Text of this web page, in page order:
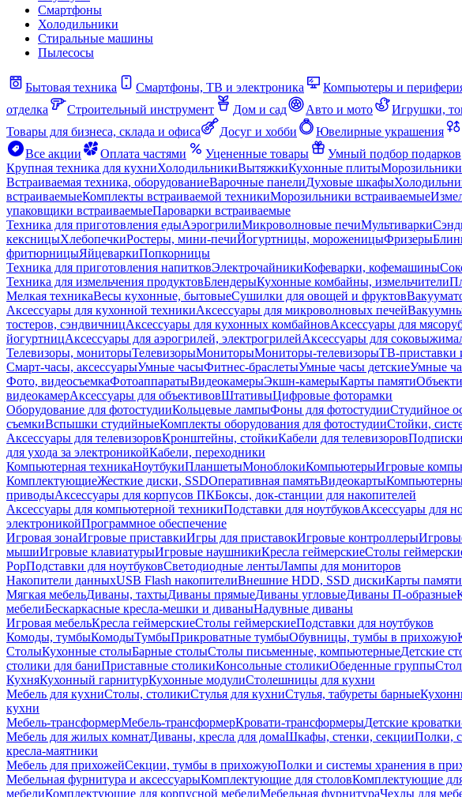
Смартфоны
Холодильники
Стиральные машины
Пылесосы
Бытовая техника Смартфоны, ТВ и электроника Компьютеры и
отделка
Строительный инструмент Дом и сад Авто и мото Игрушки,
Товары для бизнеса, склада и офиса
Досуг и хобби Ювелирные украшения
Все акции
Оплата частями Уцененные товары Умный подбор подарков
Крупная техника для кухниХолодильникиВытяжкиКухонные плитыМорозильники
Встраиваемая техника, оборудованиеВарочные панелиДуховые шкафы
встраиваемыеКомплекты встраиваемой техникиМорозильники встраиваемые
упаковщики встраиваемыеПароварки встраиваемые
Техника для приготовления едыАэрогрилиМикроволновые печиМультиварки
кексницыХлебопечкиРостеры, мини-печиЙогуртницы, мороженицыФризеры
фритюрницыЯйцеваркиПопкорницы
Техника для приготовления напитковЭлектрочайникиКофеварки, кофемашины
Техника для измельчения продуктовБлендерыКухонные комбайны, измельчители
Мелкая техникаВесы кухонные, бытовыеСушилки для овощей и фруктов
Аксессуары для кухонной техникиАксессуары для микроволновых печей
тостеров, сэндвичницАксессуары для кухонных комбайновАксессуары для
йогуртницАксессуары для аэрогрилей, электрогрилейАксессуары для
Телевизоры, мониторыТелевизорыМониторыМониторы-телевизорыТВ-приставки
Смарт-часы, аксессуарыУмные часыФитнес-браслетыУмные часы детскиеУмные
Фото, видеосъемкаФотоаппаратыВидеокамерыЭкшн-камерыКарты памяти
видеокамерАксессуары для объективовШтативыЦифровые фоторамки
Оборудование для фотостудииКольцевые лампыФоны для фотостудииСтудийное
съемкиВспышки студийныеКомплекты оборудования для фотостудииСтойки,
Аксессуары для телевизоровКронштейны, стойкиКабели для телевизоров
для ухода за электроникойКабели, переходники
Компьютерная техникаНоутбукиПланшетыМоноблокиКомпьютерыИгровые
КомплектующиеЖесткие диски, SSDОперативная памятьВидеокарты
приводыАксессуары для корпусов ПКБоксы, док-станции для накопителей
Аксессуары для компьютерной техникиПодставки для ноутбуковАксессуары для
электроникойПрограммное обеспечение
Игровая зонаИгровые приставкиИгры для приставокИгровые контроллеры
мышиИгровые клавиатурыИгровые наушникиКресла геймерскиеСтолы
PopПодставки для ноутбуковСветодиодные лентыЛампы для мониторов
Накопители данныхUSB Flash накопителиВнешние HDD, SSD дискиКарты памяти
Мягкая мебельДиваны, тахтыДиваны прямыеДиваны угловыеДиваны П-образные
мебелиБескаркасные кресла-мешки и диваныНадувные диваны
Игровая мебельКресла геймерскиеСтолы геймерскиеПодставки для ноутбуков
Комоды, тумбыКомодыТумбыПрикроватные тумбыОбувницы, тумбы в прихожую
СтолыКухонные столыБарные столыСтолы письменные, компьютерныеДетские
столики для баниПриставные столикиКонсольные столикиОбеденные группы
КухняКухонный гарнитурКухонные модулиСтолешницы для кухни
Мебель для кухниСтолы, столикиСтулья для кухниСтулья, табуреты барные
кухни
Мебель-трансформерМебель-трансформерКровати-трансформерыДетские
Мебель для жилых комнатДиваны, кресла для домаШкафы, стенки, секцииПолки,
кресла-маятники
Мебель для прихожейСекции, тумбы в прихожуюПолки и системы хранения в
Мебельная фурнитура и аксессуарыКомплектующие для столовКомплектующие для
мебелиКомплектующие для корпусной мебелиМебельная фурнитураЧехлы для